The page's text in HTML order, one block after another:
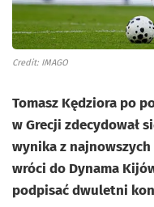
Credit: IMAGO
Tomasz Kędziora po
w Grecji zdecydował
wynika z
wróci do Dynama
podpisać dwuletni